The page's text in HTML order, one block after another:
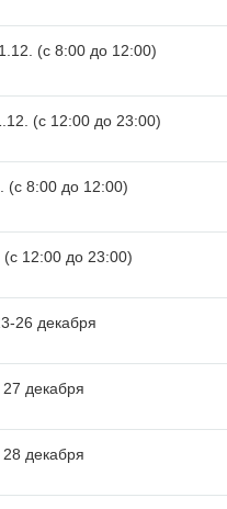
(c 8:00 до 12:00)
(c 12:00 до 23:00)
(c 8:00 до 12:00)
(c 12:00 до 23:00)
26 декабря
27 декабря
28 декабря